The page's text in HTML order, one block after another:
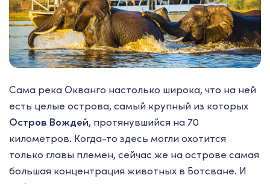
Сама река Окванго настолько широка, что на ней
есть целые острова, самый крупный из которых
Остров Вождей, протянувшийся на 70
километров. Когда-то здесь могли охотится
только главы племен, сейчас же на острове самая
большая концентрация животных в Ботсване. И